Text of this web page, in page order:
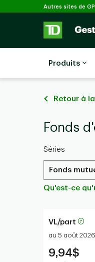
Passer au contenu
Autres sites de
Produits
Retour à
Fonds
Séries
Fonds
Qu'est-ce
VL/part
au 5 août 2026
9,94$